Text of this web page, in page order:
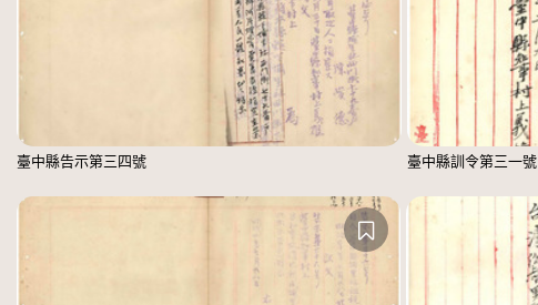
臺中縣告示第三四號 臺中縣訓令第三一號